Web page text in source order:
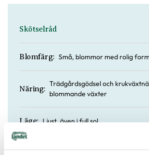
Skötselråd
Blomfärg: Små, blommor med rolig
Näring:
Trädgårdsgödsel och
blommande växter
Läge: Ljust, även i full sol.
Vatten: Håll jorden lätt fuktig.